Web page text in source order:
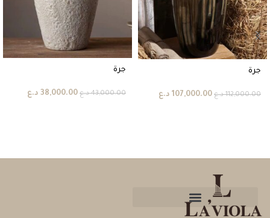
جرة
112,000.00 د.ع 107,000.00 د.ع
جرة
43,000.00 د.ع 38,000.00 د.ع